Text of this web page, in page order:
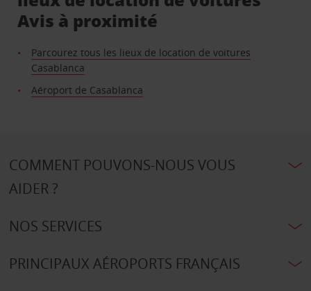
Avis à proximité
Parcourez tous les lieux de location de voitures
Casablanca
Aéroport de Casablanca
COMMENT POUVONS-NOUS VOUS
AIDER ?
NOS SERVICES
PRINCIPAUX AÉROPORTS FRANÇAIS